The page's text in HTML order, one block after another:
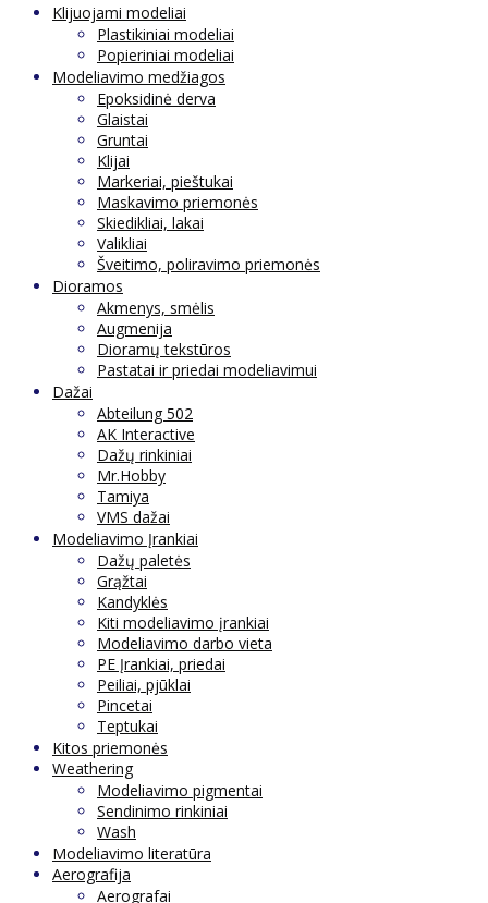
Klijuojami modeliai
Plastikiniai modeliai
Popieriniai modeliai
Modeliavimo medžiagos
Epoksidinė derva
Glaistai
Gruntai
Klijai
Markeriai, pieštukai
Maskavimo priemonės
Skiedikliai, lakai
Valikliai
Šveitimo, poliravimo priemonės
Dioramos
Akmenys, smėlis
Augmenija
Dioramų tekstūros
Pastatai ir priedai modeliavimui
Dažai
Abteilung 502
AK Interactive
Dažų rinkiniai
Mr.Hobby
Tamiya
VMS dažai
Modeliavimo Įrankiai
Dažų paletės
Grąžtai
Kandyklės
Kiti modeliavimo įrankiai
Modeliavimo darbo vieta
PE Įrankiai, priedai
Peiliai, pjūklai
Pincetai
Teptukai
Kitos priemonės
Weathering
Modeliavimo pigmentai
Sendinimo rinkiniai
Wash
Modeliavimo literatūra
Aerografija
Aerografai